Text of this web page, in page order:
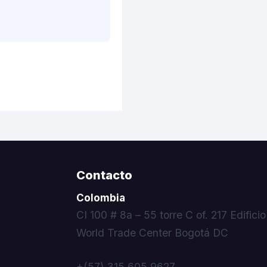
Contacto
Colombia
CI 100 # 8a – 55 torre C of. 217 Edificio
World Trade Center Bogotá DC